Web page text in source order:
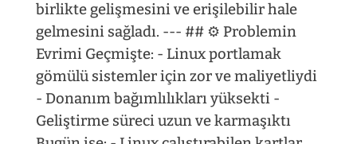
birlikte gelişmesini ve erişilebilir hale
gelmesini sağladı. --- ## ⚙️ Problemin
Evrimi Geçmişte: - Linux portlamak
gömülü sistemler için zor ve maliyetliydi
- Donanım bağımlılıkları yüksekti -
Geliştirme süreci uzun ve karmaşıktı